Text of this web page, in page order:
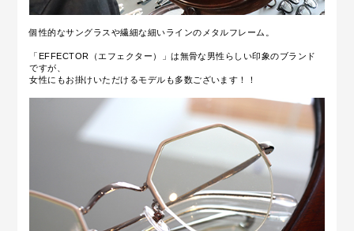
個性的なサングラスや繊細な細いラインのメタルフレーム。
「EFFECTOR（エフェクター）」は無骨な男性らしい印象のブランド
ですが、
女性にもお掛けいただけるモデルも多数ございます！！